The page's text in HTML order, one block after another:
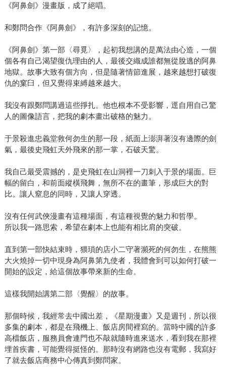
《阿鼻劍》漫畫版，成了絕唱。
和鄭問合作《阿鼻劍》，有許多深刻的記憶。
《阿鼻劍》第一部〈尋覓〉，起初我想講的是萬法由心造，一個
個各有自己渴望復仇理由的人，最後交織成誰都無從脫逃的阿鼻
地獄。故事大致有個方向，但是隨著情節進展，越來越想打破復
仇的窠臼，但又覺得束縛越來越大。
我沒有跟鄭問講過這些掙扎。他也根本不受影響，逕自用自己驚
人的圖像語言，把我的劇本畫出破格的魅力。
于景殺進忠義堂救何勿生的那一段，紙面上澎湃著沒有邊際的劍
氣，最後史飛虹天外飛來的那一掌，石破天驚。
我自己最受震撼的，是史飛虹在山洞裡一刀刺入于景的場面。巨
幅的留白，和前面縱橫飛舞，無所不在的畫筆，形成巨大的對
比。讓人窒息的同時，又讓人穿透。
沒有任何武俠漫畫有這種場面，有這種視覺的魅力和哲學。
所以我一路思索，希望在劇本上也能有相比肩的突破。
直到第一部快結束時，猥瑣的店小二守著瀕死的何勿生，在熊熊
大火燒掉一切中現身為阿鼻第九使者，我體會到可以如何打破一
開始的設定，給這個故事帶來新的生命。
這樣我開始講第二部〈覺醒〉的故事。
那個時候，我經常去中國出差，《星期漫畫》又是週刊，所以很
多集的劇本，都是在飛機上、飯店房間裡寫的。當時中國的許多
高檔飯店，服務員會連門也不敲就隨時進來送水，看到我在那裡
埋首疾書，可能覺得挺怪的。那時沒有網路也沒有電郵，我寫好
了就去飯店商務中心傳真到鄭問家。